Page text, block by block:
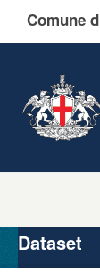
Comune
Gruppi
Dataset